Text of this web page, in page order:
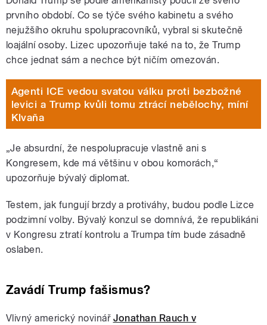
prvního období. Co se týče svého kabinetu a svého
nejužšího okruhu spolupracovníků, vybral si skutečně
loajální osoby. Lizec upozorňuje také na to, že Trump
chce jednat sám a nechce být ničím omezován.
Agenti ICE vedou svatou válku proti bezbožné
levici a Trump kvůli tomu ztrácí nebělochy, míní
Klvaňa
„Je absurdní, že nespolupracuje vlastně ani s
Kongresem, kde má většinu v obou komorách,“
upozorňuje bývalý diplomat.
Testem, jak fungují brzdy a protiváhy, budou podle Lizce
podzimní volby. Bývalý konzul se domnívá, že republikáni
v Kongresu ztratí kontrolu a Trumpa tím bude zásadně
oslaben.
Zavádí Trump fašismus?
Vlivný americký novinář Jonathan Rauch v